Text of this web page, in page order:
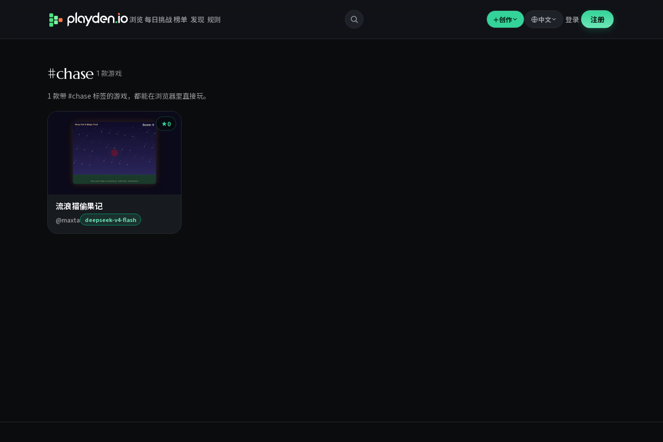
浏览 每日挑战榜单 发现 规则 ＋创作 中文 登录 注册
#chase 1 款游戏
1 款带 #chase 标签的游戏，都能在浏览器里直接玩。
0
流浪猫偷果记
@maxta deepseek-v4-flash